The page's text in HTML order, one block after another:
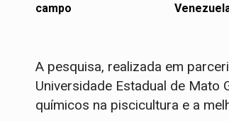
campo
A pesquisa, realizada em
Universidade Estadual de Mato
químicos na piscicultura e a